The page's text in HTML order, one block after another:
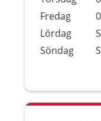
Fredag
Lördag
Söndag